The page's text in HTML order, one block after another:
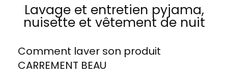
Lavage et entretien pyjama,
nuisette et vêtement de nuit
Comment laver son produit
CARREMENT BEAU